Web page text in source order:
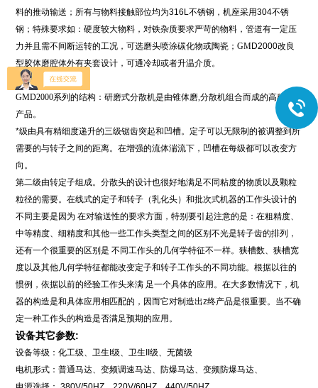
料的推动输送；所有与物料接触部位均为316L不锈钢，机座采用304不锈
钢；特殊要求如：硬度较大物料，对铁杂质要求严苛的物料，管道有一定压
力并且需不间断运转的工况，可选磨头喷涂碳化物或陶瓷；GMD2000改良
型胶体磨腔体外有夹套设计，可通冷却或者升温介质。
GMD2000系列的结构：研磨式分散机是由锥体磨,分散机组合而成的高科技
产品。
*级由具有精细度递升的三级锯齿突起和凹槽。定子可以无限制的被调整到所
需要的与转子之间的距离。在增强的流体湍流下，凹槽在每级都可以改变方
向。
第二级由转定子组成。分散头的设计也很好地满足不同粘度的物质以及颗粒
粒径的需要。在线式的定子和转子（乳化头）和批次式机器的工作头设计的
不同主要是因为 在对输送性的要求方面，特别要引起注意的是：在粗精度、
中等精度、细精度和其他一些工作头类型之间的区别不光是转子齿的排列，
还有一个很重要的区别是 不同工作头的几何学特征不一样。狭槽数、狭槽宽
度以及其他几何学特征都能改变定子和转子工作头的不同功能。根据以往的
惯例，依据以前的经验工作头来满 足一个具体的应用。在大多数情况下，机
器的构造是和具体应用相匹配的，因而它对制造出z终产品是很重要。当不确
定一种工作头的构造是否满足预期的应用。
设备其它参数:
设备等级：化工级、卫生I级、卫生II级、无菌级
电机形式：普通马达、变频调速马达、防爆马达、变频防爆马达、